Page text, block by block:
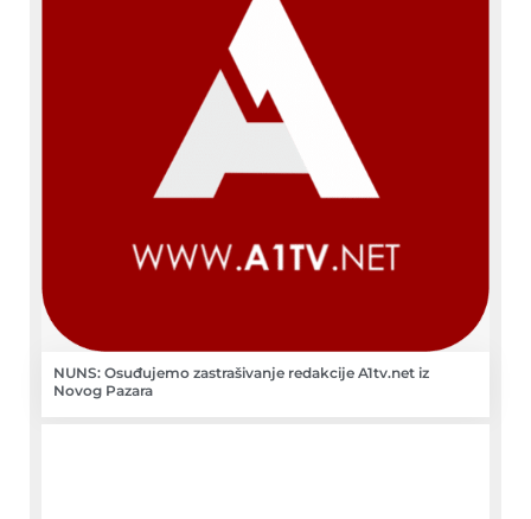
NUNS: Osuđujemo zastrašivanje redakcije A1tv.net iz
Novog Pazara